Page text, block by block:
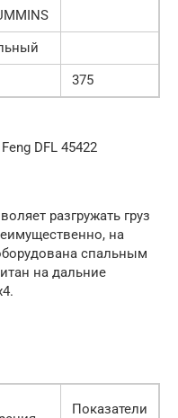
375
DFL 45422
разгружать груз
на
спальным
на дальние
Показатели